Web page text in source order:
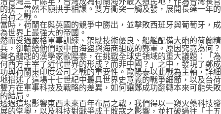
的揆一當然不願拱手相讓。雙方衝突一觸及發，展開長達一年的
台荷之戰。
當時，荷蘭在與英國的競爭中勝出，並擊敗西班牙與葡萄牙，成
為世界上最強大的帝國。
然而受過嚴格軍事訓練、架駛技術優良、船艦配備大砲的荷蘭精
兵，卻輸給他們眼中由海盜與海商組成的鄭軍。原因究竟為何？
聲名鵲起的漢學家歐陽泰，在挑戰全球史領域的重大議題：「為
何西方主宰了近代世界的形成？而非中國？」之中，發現了鄭成
功與荷蘭東印度公司之戰的重要性。歐陽泰以此戰為主軸，詳細
地描述了這場十七世紀中最具世界史意義的戰爭細節，以及台荷
雙方在軍事科技及戰略的差異，如何讓鄭成功翻轉本來可能失敗
的結局。
透過這場影響東西未來百年布局之戰，我們得以一窺火藥科技發
展的堂奧，以及科技對戰爭成王敗寇之影響，並打破過往「十五